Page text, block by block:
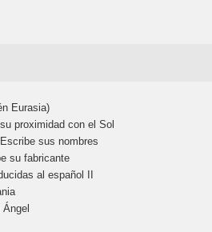
Eurasia)
proximidad con el Sol
sus nombres
su fabricante
al español II